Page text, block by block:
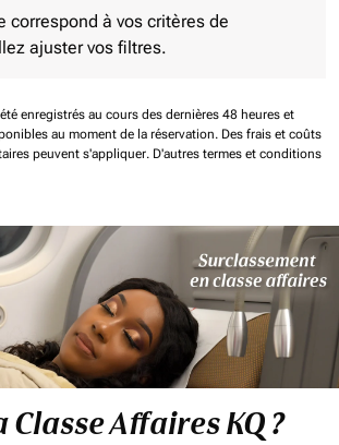
correspond à vos critères de
ajuster vos filtres.
enregistrés au cours des dernières 48 heures et
au moment de la réservation. Des frais et coûts
peuvent s'appliquer. D'autres termes et conditions
Affaires KQ ?